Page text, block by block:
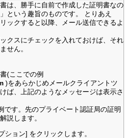
は、勝手に自前で作成した証明書なの
という趣旨のものです。 とりあえ
ックすると以降、メール送信できるよ
クスにチェックを入れておけば、それ
せん。
(ここでの例
)をあらかじめメールクライアントツ
ば、上記のようなメッセージは表示さ
です。先のプライベート認証局の証明
説します。
ション] をクリックします。